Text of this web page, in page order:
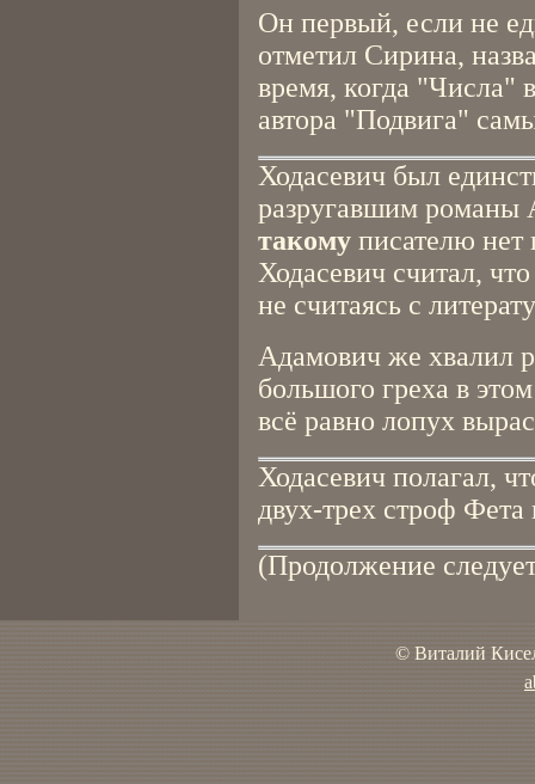
Он первый, если не
отметил Сирина,
время, когда "Числа"
автора "Подвига"
Ходасевич был
разругавшим романы
такому писателю нет
Ходасевич считал,
не считаясь с
Адамович же хвалил
большого греха в
всё равно лопух
Ходасевич полагал,
двух-трех строф
(Продолжение
© Виталий